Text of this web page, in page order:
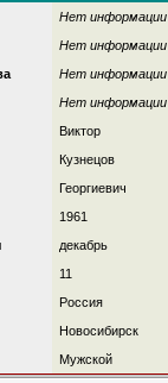
Нет информации
Нет информации
Нет информации
Нет информации
Виктор
Кузнецов
Георгиевич
1961
декабрь
11
Россия
Новосибирск
Мужской